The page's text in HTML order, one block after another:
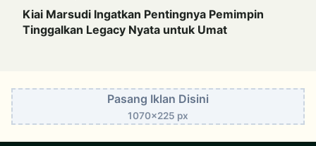
Kiai Marsudi Ingatkan Pentingnya Pemimpin
Tinggalkan Legacy Nyata untuk Umat
Pasang Iklan Disini
1070x225 px